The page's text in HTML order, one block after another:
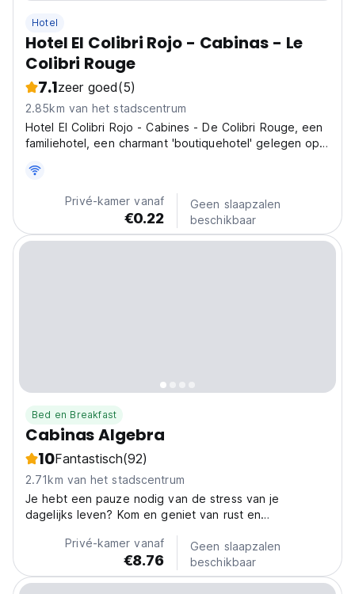
Hotel
Hotel El Colibri Rojo - Cabinas - Le
Colibri Rouge
7.1zeer goed(5)
2.85km van het stadscentrum
Hotel El Colibri Rojo - Cabines - De Colibri Rouge, een
familiehotel, een charmant 'boutiquehotel' gelegen op
National Park in Comadre.
Privé-kamer vanaf
€0.22
Geen slaapzalen
beschikbaar
Bed en Breakfast
Cabinas Algebra
10Fantastisch(92)
2.71km van het stadscentrum
Je hebt een pauze nodig van de stress van je
dagelijks leven? Kom en geniet van rust en
Privé-kamer vanaf
€8.76
Geen slaapzalen
beschikbaar